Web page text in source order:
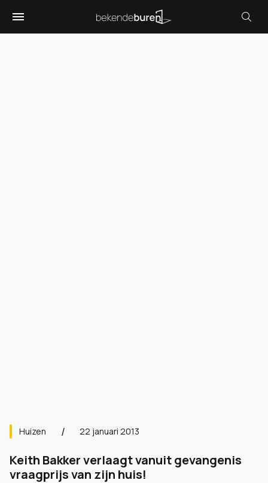
Huizen 22 januari 2013
Keith Bakker verlaagt vanuit gevangenis
vraagprijs van zijn huis!